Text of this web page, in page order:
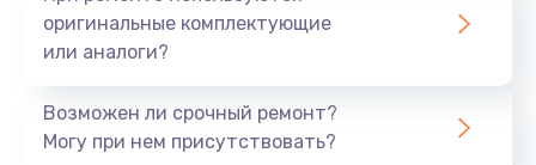
оригинальные комплектующие
или аналоги?
Возможен ли срочный ремонт?
Могу при нем присутствовать?